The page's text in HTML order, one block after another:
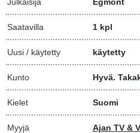
Saatavilla 1 kpl
Uusi / käytetty käytetty
Kunto Hyvä.
Kielet Suomi
Myyjä
Ajan TV &